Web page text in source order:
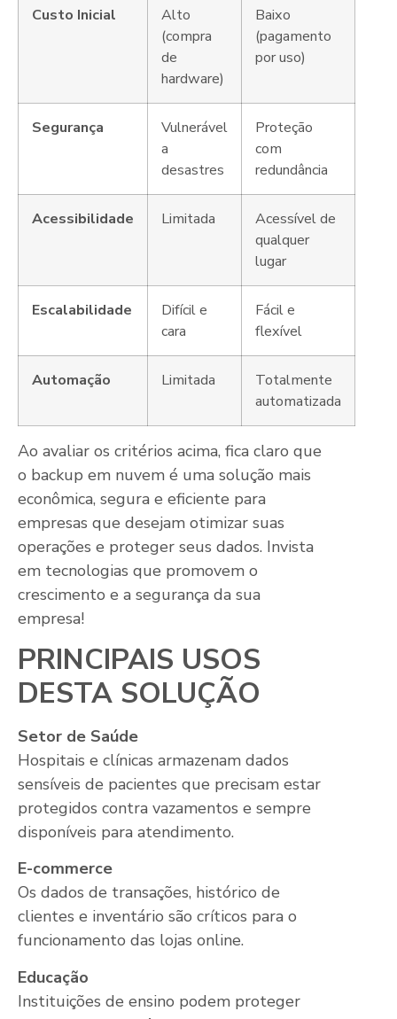
Custo Inicial
Alto
(compra
de
hardware)
Baixo
(pagamento
por uso)
Segurança
Vulnerável
a
desastres
Proteção
com
redundância
Acessibilidade Limitada
Acessível de
qualquer
lugar
Escalabilidade
Difícil e
cara
Fácil e
flexível
Automação Limitada
Totalmente
automatizada
Ao avaliar os critérios acima, fica claro que
o backup em nuvem é uma solução mais
econômica, segura e eficiente para
empresas que desejam otimizar suas
operações e proteger seus dados. Invista
em tecnologias que promovem o
crescimento e a segurança da sua
empresa!
PRINCIPAIS USOS
DESTA SOLUÇÃO
Setor de Saúde
Hospitais e clínicas armazenam dados
sensíveis de pacientes que precisam estar
protegidos contra vazamentos e sempre
disponíveis para atendimento.
E-commerce
Os dados de transações, histórico de
clientes e inventário são críticos para o
funcionamento das lojas online.
Educação
Instituições de ensino podem proteger